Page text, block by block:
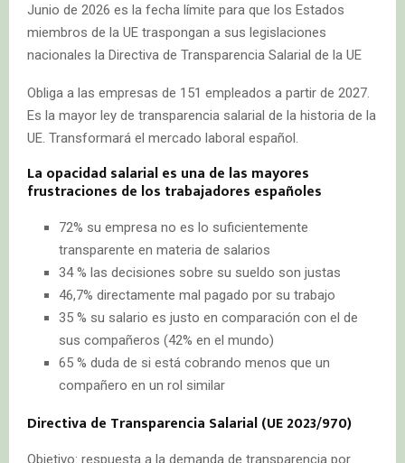
Junio de 2026 es la fecha límite para que los Estados
miembros de la UE traspongan a sus legislaciones
nacionales la Directiva de Transparencia Salarial de la UE
Obliga a las empresas de 151 empleados a partir de 2027.
Es la mayor ley de transparencia salarial de la historia de la
UE. Transformará el mercado laboral español.
La opacidad salarial es una de las mayores
frustraciones de los trabajadores españoles
72% su empresa no es lo suficientemente
transparente en materia de salarios
34 % las decisiones sobre su sueldo son justas
46,7% directamente mal pagado por su trabajo
35 % su salario es justo en comparación con el de
sus compañeros (42% en el mundo)
65 % duda de si está cobrando menos que un
compañero en un rol similar
Directiva de Transparencia Salarial (UE 2023/970)
Objetivo: respuesta a la demanda de transparencia por